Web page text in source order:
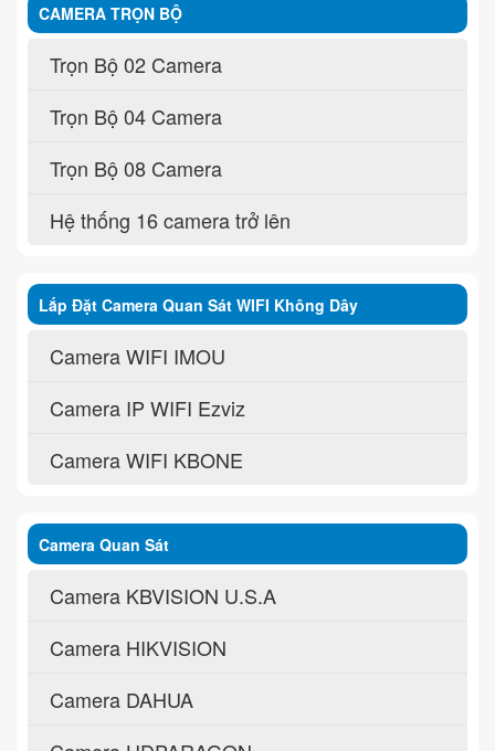
CAMERA TRỌN BỘ
Trọn Bộ 02 Camera
Trọn Bộ 04 Camera
Trọn Bộ 08 Camera
Hệ thống 16 camera trở lên
Lắp Đặt Camera Quan Sát WIFI Không Dây
Camera WIFI IMOU
Camera IP WIFI Ezviz
Camera WIFI KBONE
Camera Quan Sát
Camera KBVISION U.S.A
Camera HIKVISION
Camera DAHUA